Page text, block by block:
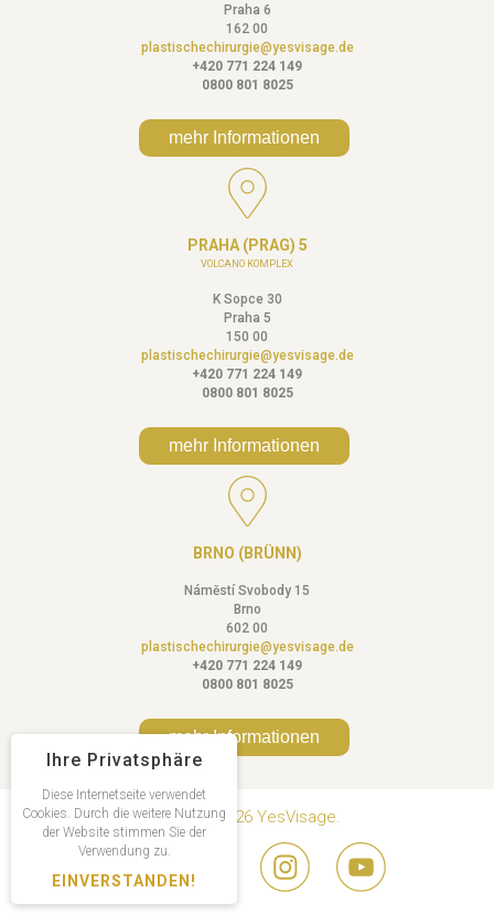
Praha 6
162 00
plastischechirurgie@yesvisage.de
+420 771 224 149
0800 801 8025
mehr Informationen
PRAHA (PRAG) 5
VOLCANO KOMPLEX
K Sopce 30
Praha 5
150 00
plastischechirurgie@yesvisage.de
+420 771 224 149
0800 801 8025
mehr Informationen
BRNO (BRÜNN)
Náměstí Svobody 15
Brno
602 00
plastischechirurgie@yesvisage.de
+420 771 224 149
0800 801 8025
mehr Informationen
Copyright © 2026 YesVisage.
Ihre Privatsphäre
Diese Internetseite verwendet
Cookies. Durch die weitere Nutzung
der Website stimmen Sie der
Verwendung zu.
EINVERSTANDEN!